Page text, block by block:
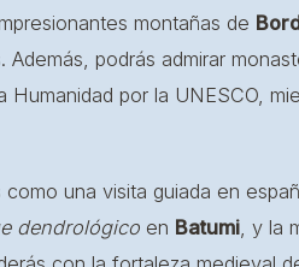
montañas de
podrás admirar
Humanidad por la UNESCO,
una visita guiada en
dendrológico en Batumi, y la